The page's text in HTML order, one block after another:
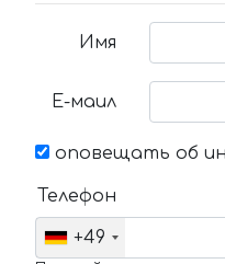
Имя
Е-маил
оповещать об
Телефон
+49